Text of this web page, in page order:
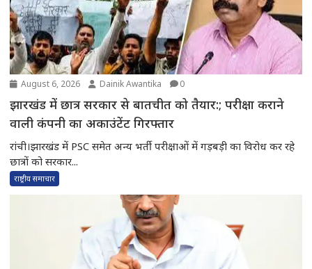
August 6, 2026 Dainik Awantika 0
झारखंड में छात्र सरकार से बातचीत को तैयार:; परीक्षा कराने
वाली कंपनी का अकाउंटेंट गिरफ्तार
रांची।झारखंड में PSC समेत अन्य भर्ती परीक्षाओं में गड़बड़ी का विरोध कर रहे
छात्रों को सरकार...
राष्ट्रीय समाचार